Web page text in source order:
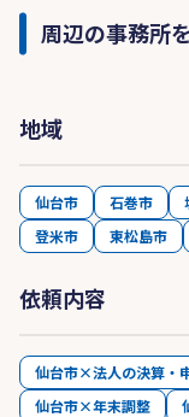
周辺の事務所
地域
仙台市 石巻市
登米市
東松島市
依頼内容
仙台市×法人の決算・
仙台市×年末調整